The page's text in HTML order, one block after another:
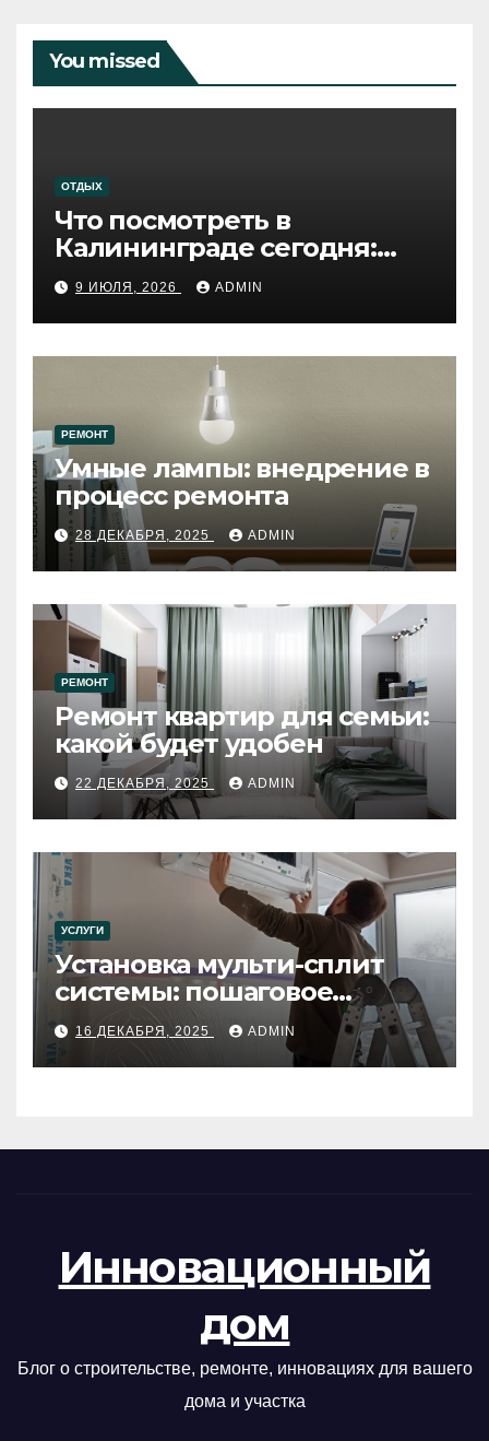
You missed
ОТДЫХ
Что посмотреть в
Калининграде сегодня:
путеводитель по самому
западному городу России
9 ИЮЛЯ, 2026 ADMIN
РЕМОНТ
Умные лампы: внедрение в
процесс ремонта
28 ДЕКАБРЯ, 2025 ADMIN
РЕМОНТ
Ремонт квартир для семьи:
какой будет удобен
22 ДЕКАБРЯ, 2025 ADMIN
УСЛУГИ
Установка мульти-сплит
системы: пошаговое
руководство
16 ДЕКАБРЯ, 2025 ADMIN
Инновационный
дом
Блог о строительстве, ремонте, инновациях для вашего
дома и участка